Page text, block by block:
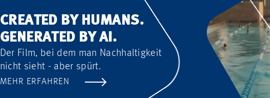
CREATED BY HUMANS.
GENERATED BY AI.
Der Film, bei dem man Nachhaltigkeit
nicht sieht - aber spürt.
MEHR ERFAHREN